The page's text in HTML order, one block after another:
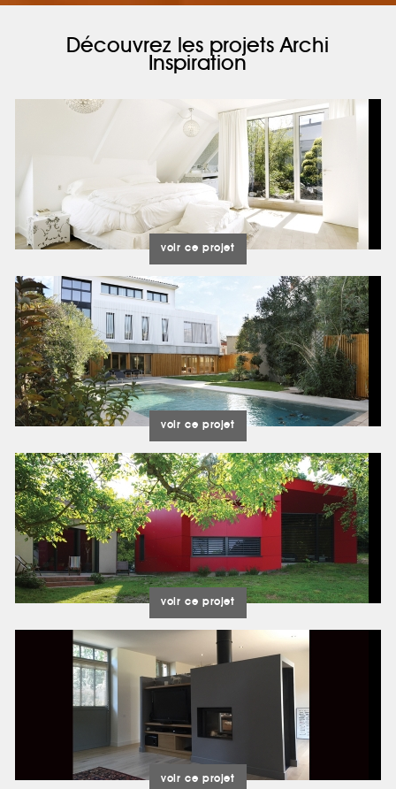
Découvrez les projets Archi
Inspiration
voir ce projet
voir ce projet
voir ce projet
voir ce projet